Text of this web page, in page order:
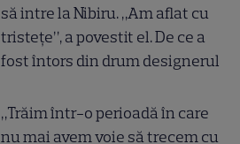
să intre la Nibiru. „Am aflat cu
tristețe”, a povestit el. De ce a
fost întors din drum designerul
„Trăim într-o perioadă în care
nu mai avem voie să trecem cu